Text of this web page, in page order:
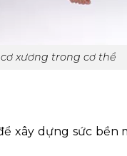
xương trong cơ thể
xây dựng sức bền